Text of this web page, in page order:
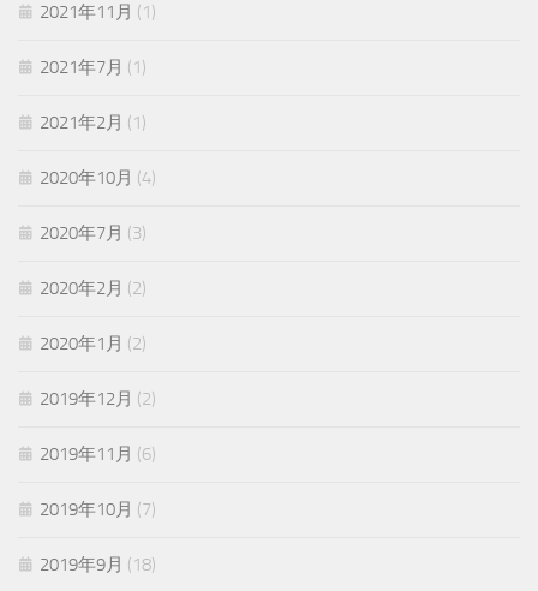
2021年11月 (1)
2021年7月 (1)
2021年2月 (1)
2020年10月 (4)
2020年7月 (3)
2020年2月 (2)
2020年1月 (2)
2019年12月 (2)
2019年11月 (6)
2019年10月 (7)
2019年9月 (18)